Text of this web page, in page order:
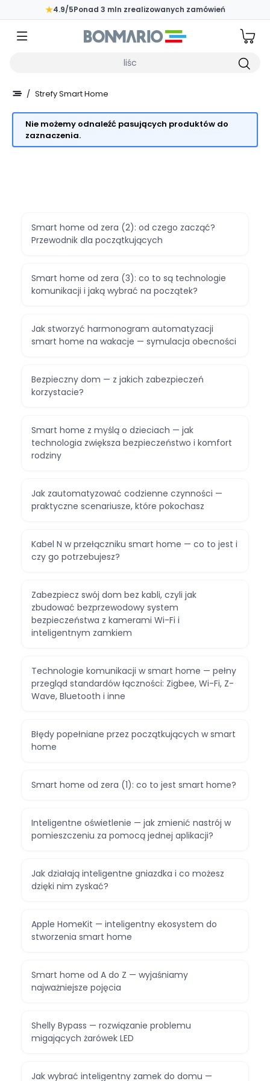
Przejdź do głównej zawartości strony
★4.9/5Ponad 3 mln zrealizowanych zamówień
/ Strefy Smart Home
Nie możemy odnaleźć pasujących produktów do
zaznaczenia.
Smart home od zera (2): od czego zacząć?
Przewodnik dla początkujących
Smart home od zera (3): co to są technologie
komunikacji i jaką wybrać na początek?
Jak stworzyć harmonogram automatyzacji
smart home na wakacje — symulacja obecności
Bezpieczny dom — z jakich zabezpieczeń
korzystacie?
Smart home z myślą o dzieciach — jak
technologia zwiększa bezpieczeństwo i komfort
rodziny
Jak zautomatyzować codzienne czynności —
praktyczne scenariusze, które pokochasz
Kabel N w przełączniku smart home — co to jest i
czy go potrzebujesz?
Zabezpiecz swój dom bez kabli, czyli jak
zbudować bezprzewodowy system
bezpieczeństwa z kamerami Wi-Fi i
inteligentnym zamkiem
Technologie komunikacji w smart home — pełny
przegląd standardów łączności: Zigbee, Wi-Fi, Z-
Wave, Bluetooth i inne
Błędy popełniane przez początkujących w smart
home
Smart home od zera (1): co to jest smart home?
Inteligentne oświetlenie — jak zmienić nastrój w
pomieszczeniu za pomocą jednej aplikacji?
Jak działają inteligentne gniazdka i co możesz
dzięki nim zyskać?
Apple HomeKit — inteligentny ekosystem do
stworzenia smart home
Smart home od A do Z — wyjaśniamy
najważniejsze pojęcia
Shelly Bypass — rozwiązanie problemu
migających żarówek LED
Jak wybrać inteligentny zamek do domu —